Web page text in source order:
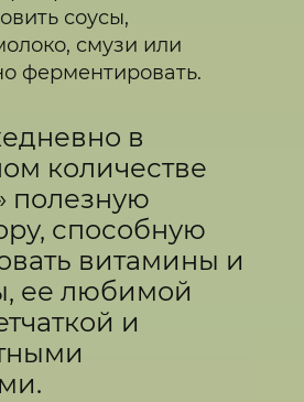
соусы,
смузи или
ферментировать.
в
количестве
полезную
способную
витамины и
ее любимой
и